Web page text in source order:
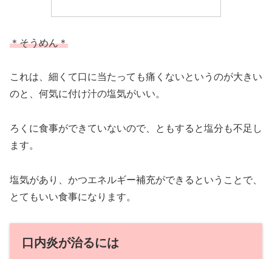
＊そうめん＊
これは、細くて口に当たっても痛くないというのが大きい
のと、何気に付け汁の塩気がいい。
ろくに食事ができていないので、ともすると塩分も不足し
ます。
塩気があり、かつエネルギー補充ができるということで、
とてもいい食事になります。
口内炎が治るには